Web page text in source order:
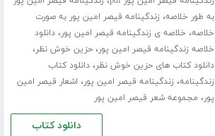
به طور خلاصه، زندگینامه قیصر امین پور به صورت
خلاصه، خلاصه ی زندگینامه قیصر امین پور،دانلود
خلاصه زندگینامه قیصر امین پور،حزین خوش نظر،
دانلود کتاب های حزین خوش نظر،دانلود کتاب
زندگینامه، زندگینامه قیصر امین پور، اشعار قیصر امین
پور، مجموعه شعر قیصر امین پور
دانلود کتاب